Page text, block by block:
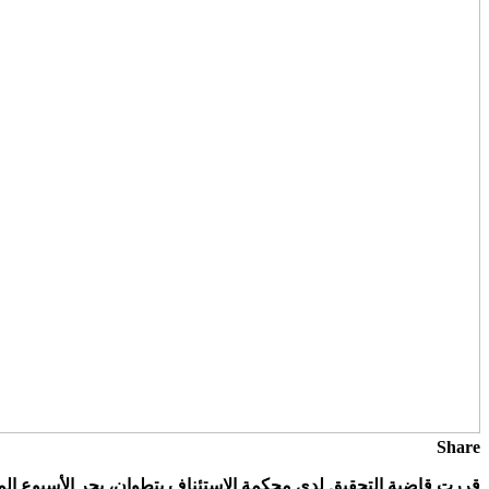
Share
قررت قاضية التحقيق لدى محكمة الإستئناف بتطوان، بحر الأسبوع